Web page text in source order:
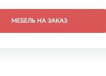
МЕБЕЛЬ НА ЗАКАЗ